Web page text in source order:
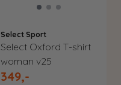
Select Sport
Select Oxford T-shirt
woman v25
349,-